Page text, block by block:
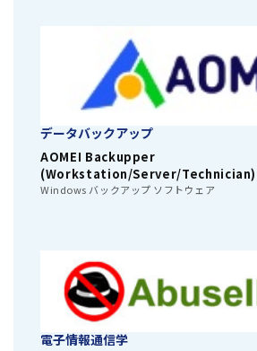
データバックアップ
AOMEI Backupper
(Workstation/Server/Technician)
Windows バックアップ ソフトウェア
電子情報通信学